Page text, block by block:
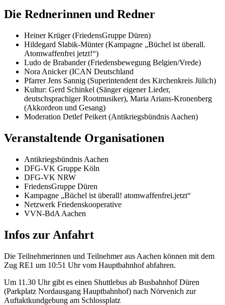
Die Rednerinnen und Redner
Heiner Krüger (FriedensGruppe Düren)
Hildegard Slabik-Münter (Kampagne „Büchel ist überall.
Atomwaffenfrei jetzt!“)
Ludo de Brabander (Friedensbewegung Belgien/Vrede)
Nora Anicker (ICAN Deutschland
Pfarrer Jens Sannig (Superintendent des Kirchenkreis Jülich)
Kultur: Gerd Schinkel (Sänger eigener Lieder,
deutschsprachiger Rootmusiker), Maria Arians-Kronenberg
(Akkordeon und Gesang)
Moderation Detlef Peikert (Antikriegsbündnis Aachen)
Veranstaltende Or­­ganisationen
Antikriegsbündnis Aachen
DFG-VK Gruppe Köln
DFG-VK NRW
FriedensGruppe Düren
Kampagne „Büchel ist überall! atomwaffenfrei.jetzt“
Netzwerk Friedenskooperative
VVN-BdA Aachen
Infos zur Anfahrt
Die Teilnehmerinnen und Teilnehmer aus Aachen können mit dem
Zug RE1 um 10:51 Uhr vom Hauptbahnhof abfahren.
Um 11.30 Uhr gibt es einen Shuttlebus ab Busbahnhof Düren
(Parkplatz Nordausgang Hauptbahnhof) nach Nörvenich zur
Auftaktkundgebung am Schlossplatz